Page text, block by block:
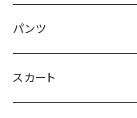
ミディアム/ミモレ
ロング/マキシ
Tシャツ/カットソー
タンクトップ/キャミソール
パンツ
ショート丈
スカート